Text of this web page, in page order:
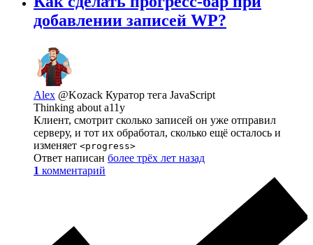
добавлении записей WP?
Alex @Kozack Куратор тега JavaScript
Thinking about a11y
Клиент, смотрит сколько записей он уже отправил
серверу, и тот их обработал, сколько ещё осталось и
изменяет <progress>
Ответ написан более трёх лет назад
1 комментарий